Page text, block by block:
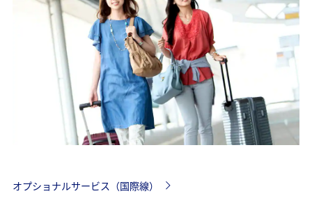
オプショナルサービス（国際線）